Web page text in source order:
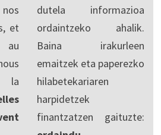
et
au
la
dutela informazioa
ordaintzeko ahalik.
Baina irakurleen
emaitzek eta paperezko
hilabetekariaren
harpidetzek
finantzatzen gaituzte: